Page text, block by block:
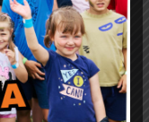
przez
między